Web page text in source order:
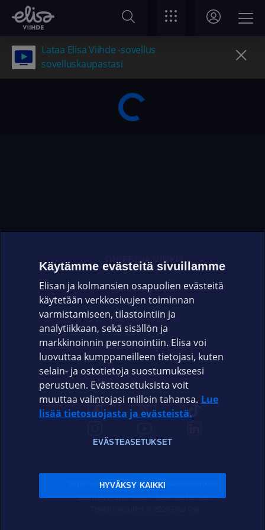
Lataa Elisa Viihde -sovellus
sovelluskaupastasi
OHJEET JA VINKIT
OMAYHTEISÖ
VIANSELVITYS
ASIAKASPALVELU
ELISA.FI
Sopimusehdot Tietosuoja Evästeasetukset
Sääntelyviranomaiset Saavutettavuus
Käytämme evästeitä sivuillamme
Elisan ja kolmansien osapuolien evästeitä
käytetään verkkosivujen toiminnan
varmistamiseen, tilastointiin ja
analytiikkaan, sekä sisällön ja
markkinoinnin personointiin. Elisa voi
luovuttaa kumppaneilleen tietojasi, kuten
selain- ja ostotietoja suostumukseesi
perustuen. Evästeasetuksista voit
muuttaa valintojasi milloin tahansa. Lue
lisää tietosuojasta ja evästeistä.
EVÄSTEASETUKSET
HYVÄKSY KAIKKI